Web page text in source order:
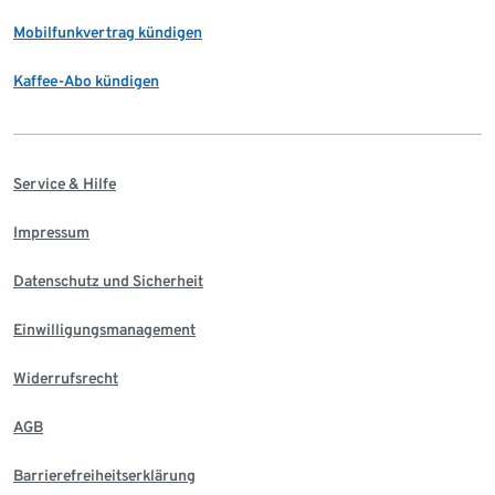
Mobilfunkvertrag kündigen
Kaffee-Abo kündigen
Service & Hilfe
Impressum
Datenschutz und Sicherheit
Einwilligungsmanagement
Widerrufsrecht
AGB
Barrierefreiheitserklärung